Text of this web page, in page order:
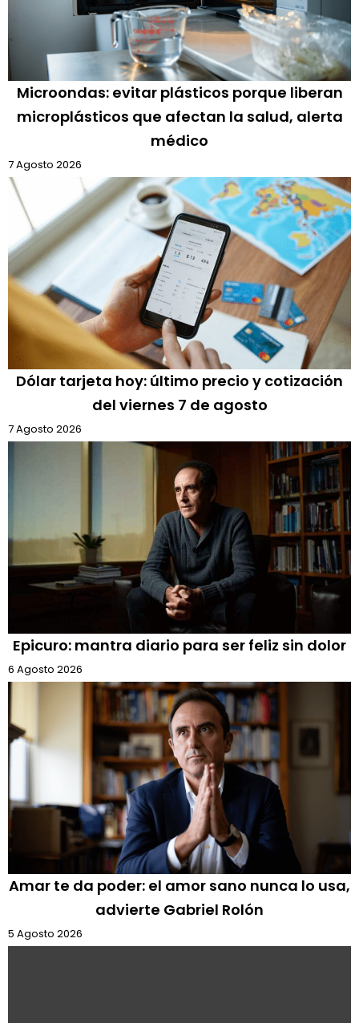
Microondas: evitar plásticos porque liberan
microplásticos que afectan la salud, alerta
médico
7 Agosto 2026
Dólar tarjeta hoy: último precio y cotización
del viernes 7 de agosto
7 Agosto 2026
Epicuro: mantra diario para ser feliz sin dolor
6 Agosto 2026
Amar te da poder: el amor sano nunca lo usa,
advierte Gabriel Rolón
5 Agosto 2026